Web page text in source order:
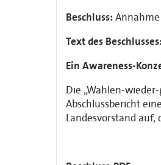
Beschluss: Annahme
Text des Beschlusses:
Ein Awareness-
Die „Wahlen-
Abschlussbericht
Landesvorstand